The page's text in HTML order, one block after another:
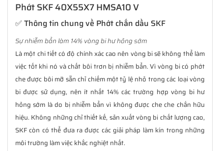
Phớt SKF 40X55X7 HMSA10 V
✅ Thông tin chung về Phớt chắn dầu SKF
Sự nhiễm bẩn làm 14% vòng bi hư hỏng sớm
Là một chi tiết có độ chính xác cao nên vòng bi sẽ không thể làm
việc tốt khi nó và chất bôi trơn bị nhiễm bẩn. Vì vòng bi có phớt
che được bôi mỡ sẵn chỉ chiếm một tỷ lệ nhỏ trong các loại vòng
bi được sử dụng, nên ít nhất 14% các trường hợp vòng bi hư
hỏng sớm là do bị nhiễm bẩn vì không được che che chắn hữu
hiệu. Không những chỉ thiết kế, sản xuất vòng bi chất lượng cao,
SKF còn có thể đưa ra được các giải pháp làm kín trong những
môi trường làm việc khắc nghiệt nhất.